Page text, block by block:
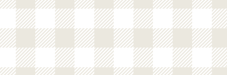
クロワッサン
クロワッサンソーセー
ジ